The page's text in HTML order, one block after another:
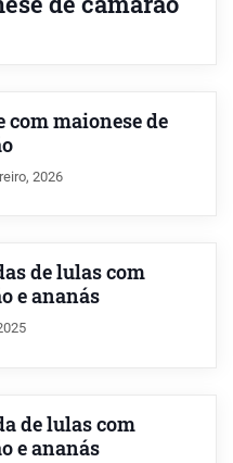
com maionese de
2026
de lulas com
e ananás
de lulas com
e ananás